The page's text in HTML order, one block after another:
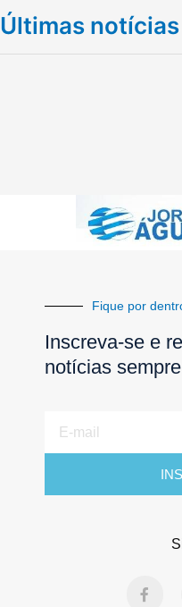
Últimas notícias
Fique por
Inscreva-se e
notícias
mail
a